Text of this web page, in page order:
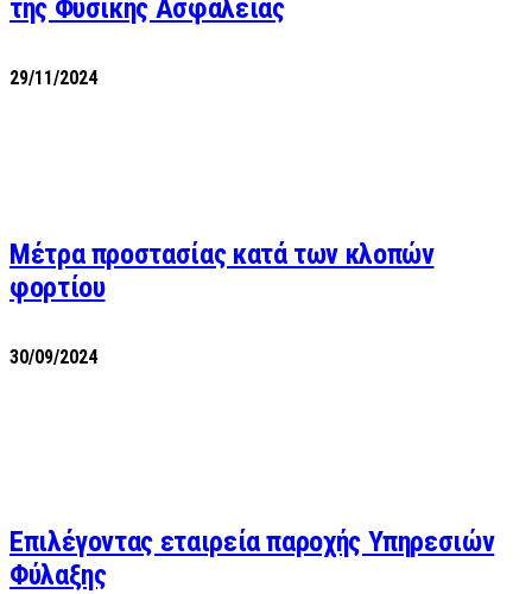
της Φυσικής Ασφάλειας
29/11/2024
Μέτρα προστασίας κατά των κλοπών
φορτίου
30/09/2024
Επιλέγοντας εταιρεία παροχής Υπηρεσιών
Φύλαξης